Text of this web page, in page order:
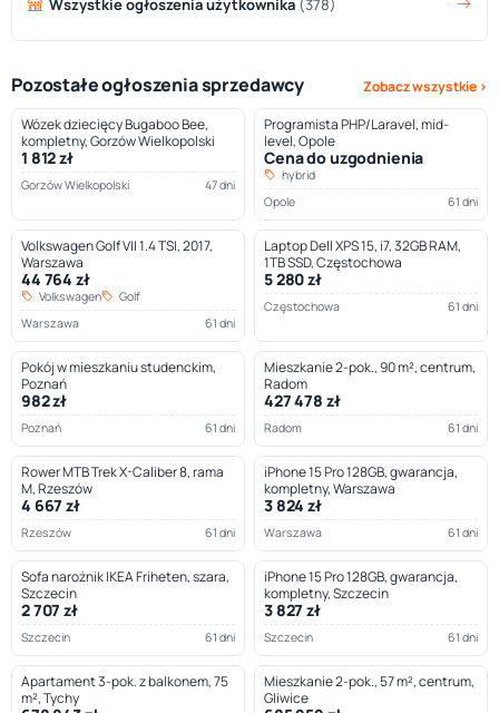
Pozostałe ogłoszenia sprzedawcy
Zobacz wszystkie ›
Wózek dziecięcy Bugaboo Bee,
kompletny, Gorzów Wielkopolski
1 812 zł
Gorzów Wielkopolski 47 dni
Programista PHP/Laravel, mid-
level, Opole
Cena do uzgodnienia
hybrid
Opole
61 dni
Volkswagen Golf VII 1.4 TSI, 2017,
Warszawa
44 764 zł
Volkswagen
Golf
Warszawa
61 dni
Laptop Dell XPS 15, i7, 32GB RAM,
1TB SSD, Częstochowa
5 280 zł
Częstochowa 61 dni
Pokój w mieszkaniu studenckim,
Poznań
982 zł
Poznań 61 dni
Mieszkanie 2-pok., 90 m², centrum,
Radom
427 478 zł
Radom 61 dni
Rower MTB Trek X-Caliber 8, rama
M, Rzeszów
4 667 zł
Rzeszów 61 dni
iPhone 15 Pro 128GB, gwarancja,
kompletny, Warszawa
3 824 zł
Warszawa 61 dni
Sofa narożnik IKEA Friheten, szara,
Szczecin
2 707 zł
Szczecin 61 dni
iPhone 15 Pro 128GB, gwarancja,
kompletny, Szczecin
3 827 zł
Szczecin 61 dni
Apartament 3-pok. z balkonem, 75
m², Tychy
Mieszkanie 2-pok., 57 m², centrum,
Gliwice